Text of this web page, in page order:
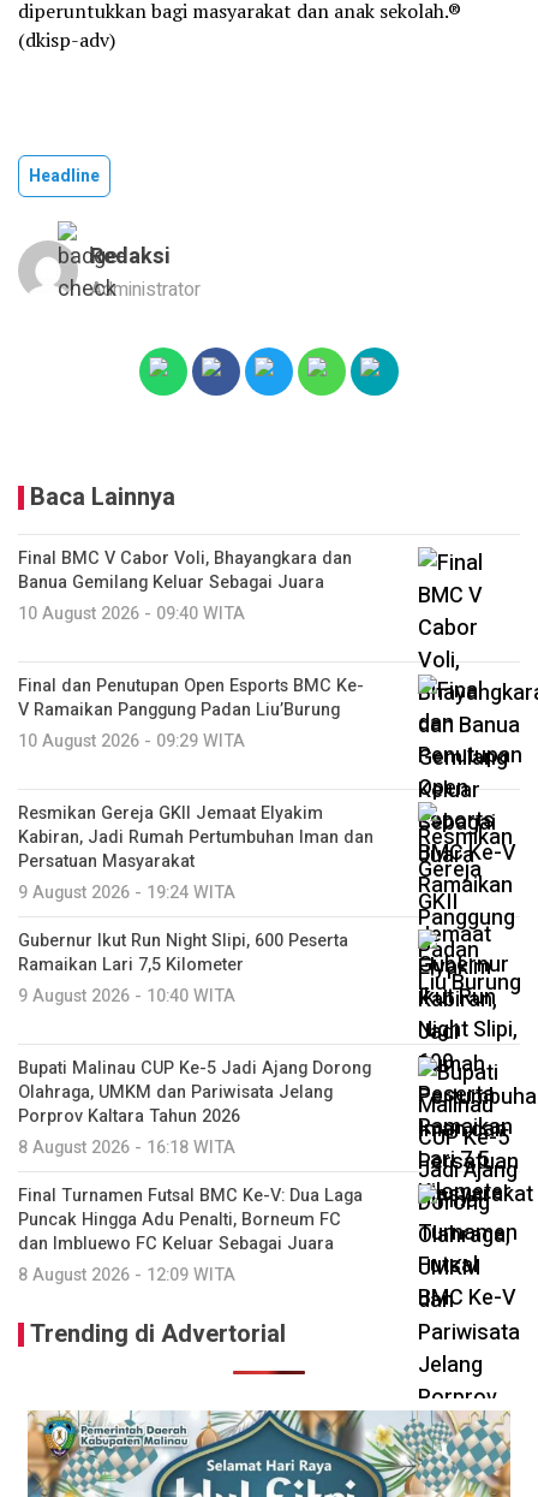
diperuntukkan bagi masyarakat dan anak sekolah.®
(dkisp-adv)
Headline
Redaksi
Administrator
Baca Lainnya
Final BMC V Cabor Voli, Bhayangkara dan
Banua Gemilang Keluar Sebagai Juara
10 August 2026 - 09:40 WITA
Final dan Penutupan Open Esports BMC Ke-
V Ramaikan Panggung Padan Liu’Burung
10 August 2026 - 09:29 WITA
Resmikan Gereja GKII Jemaat Elyakim
Kabiran, Jadi Rumah Pertumbuhan Iman dan
Persatuan Masyarakat
9 August 2026 - 19:24 WITA
Gubernur Ikut Run Night Slipi, 600 Peserta
Ramaikan Lari 7,5 Kilometer
9 August 2026 - 10:40 WITA
Bupati Malinau CUP Ke-5 Jadi Ajang Dorong
Olahraga, UMKM dan Pariwisata Jelang
Porprov Kaltara Tahun 2026
8 August 2026 - 16:18 WITA
Final Turnamen Futsal BMC Ke-V: Dua Laga
Puncak Hingga Adu Penalti, Borneum FC
dan Imbluewo FC Keluar Sebagai Juara
8 August 2026 - 12:09 WITA
Trending di Advertorial